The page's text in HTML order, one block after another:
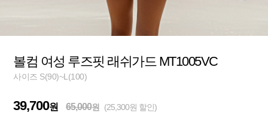
볼컴 여성 루즈핏 래쉬가드 MT1005VC
사이즈 S(90)~L(100)
39,700원 65,000원 (25,300원 할인)